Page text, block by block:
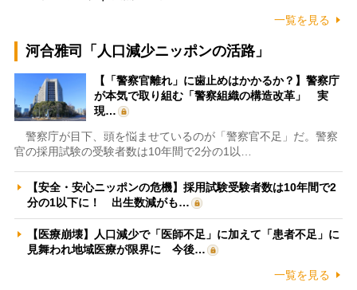
一覧を見る
河合雅司「人口減少ニッポンの活路」
【「警察官離れ」に歯止めはかかるか？】警察庁
が本気で取り組む「警察組織の構造改革」 実
現…
警察庁が目下、頭を悩ませているのが「警察官不足」だ。警察
官の採用試験の受験者数は10年間で2分の1以…
【安全・安心ニッポンの危機】採用試験受験者数は10年間で2
分の1以下に！ 出生数減がも…
【医療崩壊】人口減少で「医師不足」に加えて「患者不足」に
見舞われ地域医療が限界に 今後…
一覧を見る